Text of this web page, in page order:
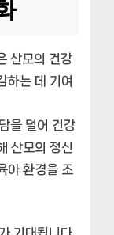
산모의 건강
하는 데 기여
을 덜어 건강
산모의 정신
아 환경을 조